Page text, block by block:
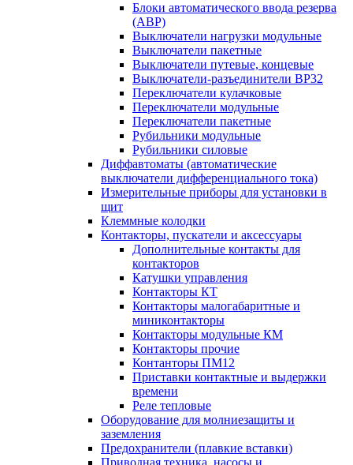
Блоки автоматического ввода резерва
(АВР)
Выключатели нагрузки модульные
Выключатели пакетные
Выключатели путевые, концевые
Выключатели-разъединители ВР32
Переключатели кулачковые
Переключатели модульные
Переключатели пакетные
Рубильники модульные
Рубильники силовые
Диффавтоматы (автоматические
выключатели дифференциального тока)
Измерительные приборы для установки в
щит
Клеммные колодки
Контакторы, пускатели и аксессуары
Дополнительные контакты для
контакторов
Катушки управления
Контакторы КТ
Контакторы малогабаритные и
миниконтакторы
Контакторы модульные КМ
Контакторы прочие
Контанторы ПМ12
Приставки контактные и выдержки
времени
Реле тепловые
Оборудование для молниезащиты и
заземления
Предохранители (плавкие вставки)
Приводная техника, насосы и